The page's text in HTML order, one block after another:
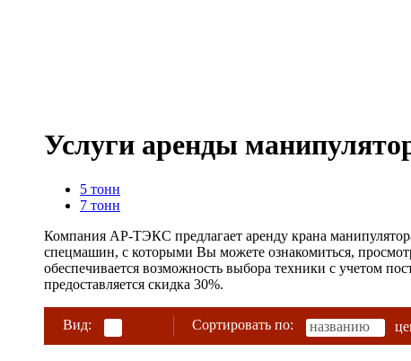
Услуги аренды
5 тонн
7 тонн
Компания АР-ТЭКС предлагает аренду крана
спецмашин, с которыми Вы можете ознакомиться,
обеспечивается возможность выбора техники с учетом
предоставляется скидка 30%.
Вид: Сортировать по: названию